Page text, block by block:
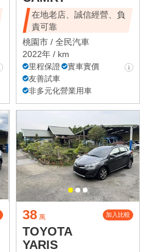
在地老店、誠信經營、負
責可靠
桃園市 / 全民汽車
2022年 / km
里程保證
實車實價
友善試車
非多元化營業用車
38 萬 加入比較
TOYOTA
YARIS